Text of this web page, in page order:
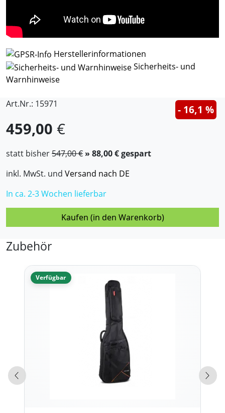
Herstellerinformationen
Sicherheits- und
Warnhinweise
Art.Nr.: 15971
459,00 €
statt bisher547,00 € » 88,00 € gespart
- 16,1 %
inkl. MwSt. und Versand nach DE
In ca. 2-3 Wochen lieferbar
Kaufen (in den Warenkorb)
Zubehör
Verfügbar
Vorherige Produkte